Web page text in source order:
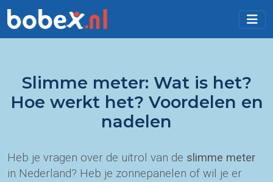
Slimme meter: Wat is het?
Hoe werkt het? Voordelen en
nadelen
Heb je vragen over de uitrol van de slimme meter
in Nederland? Heb je zonnepanelen of wil je er